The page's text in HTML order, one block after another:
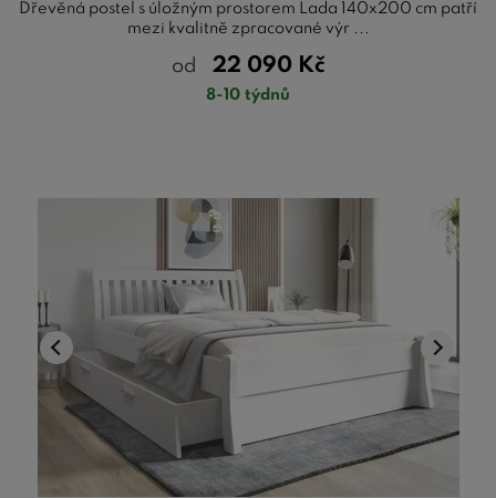
Dřevěná postel s úložným prostorem Lada 140x200 cm patří
mezi kvalitně zpracované výr ...
od 22 090 Kč
8-10 týdnů